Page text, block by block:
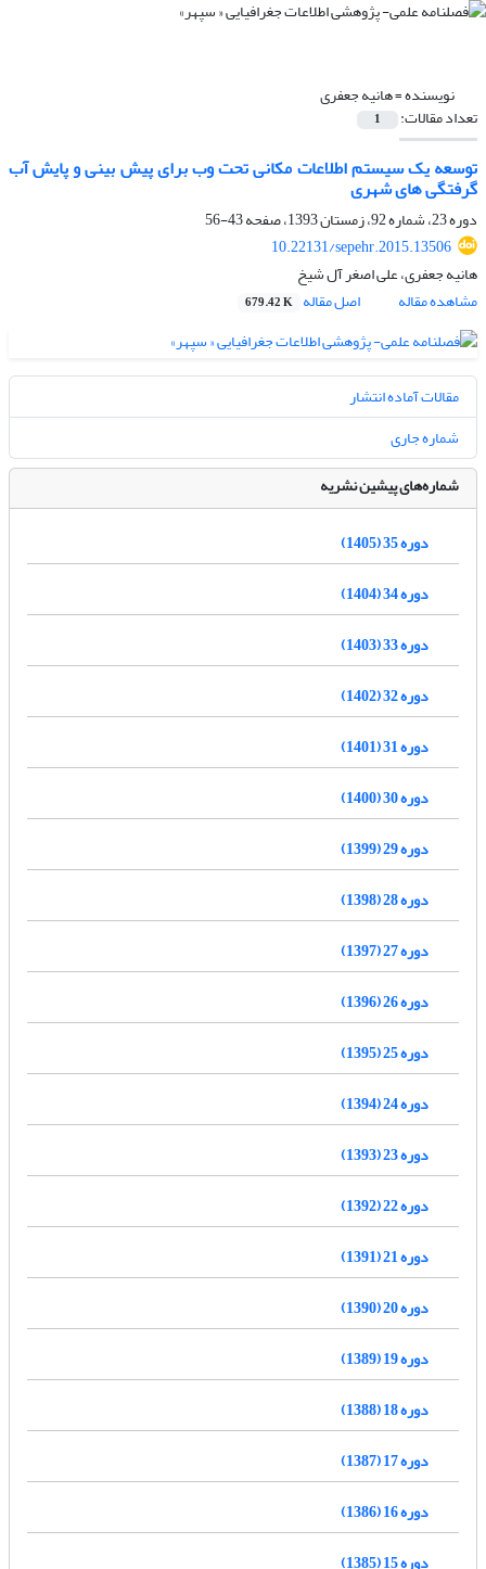
نویسنده =هانیه جعفری
تعداد مقالات: 1
توسعه یک سیستم اطلاعات مکانی تحت وب برای پیش بینی و پایش آب
گرفتگی های شهری
دوره 23، شماره 92، زمستان 1393، صفحه
43-56
10.22131/sepehr.2015.13506
هانیه جعفری، علی اصغر آل شیخ
مشاهده مقاله
اصل مقاله 679.42 K
مقالات آماده انتشار
شماره جاری
شماره‌های پیشین نشریه
دوره 35 (1405)
دوره 34 (1404)
دوره 33 (1403)
دوره 32 (1402)
دوره 31 (1401)
دوره 30 (1400)
دوره 29 (1399)
دوره 28 (1398)
دوره 27 (1397)
دوره 26 (1396)
دوره 25 (1395)
دوره 24 (1394)
دوره 23 (1393)
دوره 22 (1392)
دوره 21 (1391)
دوره 20 (1390)
دوره 19 (1389)
دوره 18 (1388)
دوره 17 (1387)
دوره 16 (1386)
دوره 15 (1385)